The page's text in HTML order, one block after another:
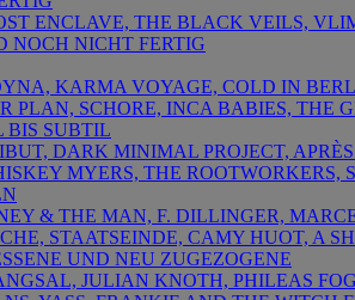
ENCLAVE, THE BLACK VEILS,
NOCH NICHT FERTIG
KARMA VOYAGE, COLD IN
PLAN, SCHORE, INCA BABIES, THE
BIS SUBTIL
DARK MINIMAL PROJECT,
MYERS, THE
& THE MAN, F. DILLINGER,
STAATSEINDE, CAMY HUOT, A
UND NEU ZUGEZOGENE
JULIAN KNOTH, PHILEAS